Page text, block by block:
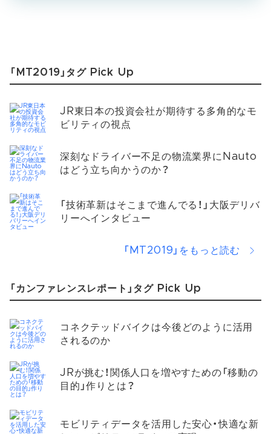
「MT2019」タグ Pick Up
JR東日本の投資会社が期待する多角的なモ
ビリティの視点
深刻なドライバー不足の物流業界にNauto
はどう立ち向かうのか？
「技術革新はそこまで進んでる！」大阪デリバ
リーへインタビュー
「MT2019」をもっと読む
「カンファレンスレポート」タグ Pick Up
コネクテッドバイクは今後どのように活用
されるのか​
JRが挑む！関係人口を増やすための「移動の
目的」作りとは？​
モビリティデータを活用した安心・快適な新